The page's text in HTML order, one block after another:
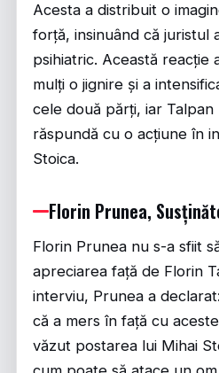
Acesta a distribuit o
forță, insinuând că juristul
psihiatric. Această reacție
mulți o jignire și a
cele două părți, iar Talpan
răspundă cu o acțiune în
Stoica.
Florin Prunea,
Florin Prunea nu s-a sfiit
apreciarea față de Florin
interviu, Prunea a
că a mers în față cu
văzut postarea lui Mihai